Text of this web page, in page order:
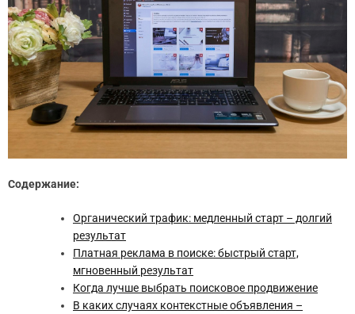
Содержание:
Органический трафик: медленный старт – долгий
результат
Платная реклама в поиске: быстрый старт,
мгновенный результат
Когда лучше выбрать поисковое продвижение
В каких случаях контекстные объявления –